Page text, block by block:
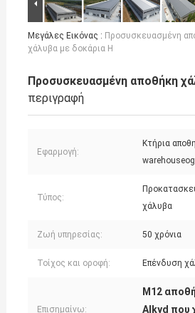
Μεγάλες Εικόνας : Προσυσκευασμένη
χάλυβα με δοκάρια H
Προσυσκευασμένη αποθήκη
περιγραφή
Εφαρμογή:
Κτήρια
Τύπος:
χάλυβα
Ζωή υπηρεσίας: 50 χρόνια
Τοίχος και οροφή: Επένδυση
Επισημαίνω:
M12
Alkyd που